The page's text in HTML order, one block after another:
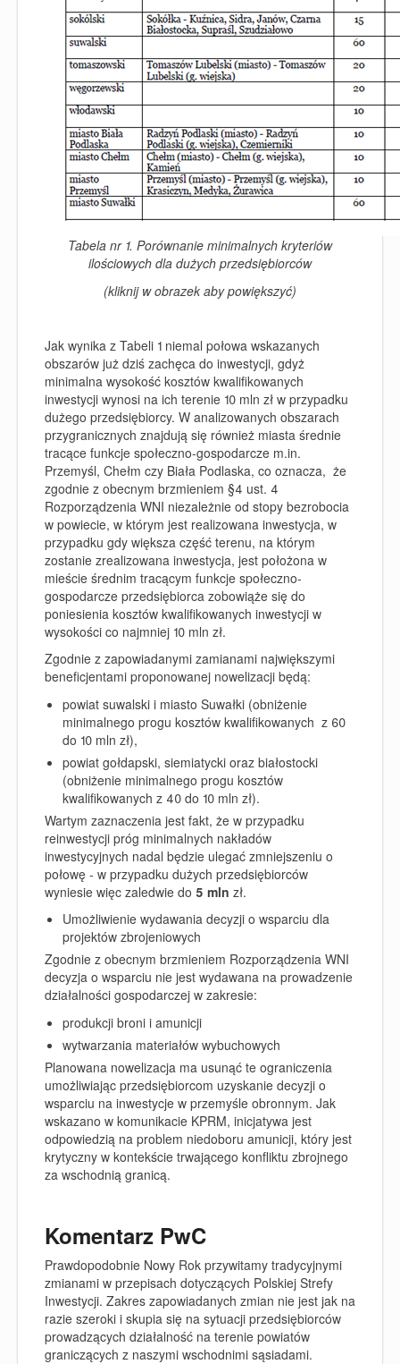
Tabela nr 1. Porównanie minimalnych kryteriów
ilościowych dla dużych przedsiębiorców
(kliknij w obrazek aby powiększyć)
Jak wynika z Tabeli 1 niemal połowa wskazanych
obszarów już dziś zachęca do inwestycji, gdyż
minimalna wysokość kosztów kwalifikowanych
inwestycji wynosi na ich terenie 10 mln zł w przypadku
dużego przedsiębiorcy. W analizowanych obszarach
przygranicznych znajdują się również miasta średnie
tracące funkcje społeczno-gospodarcze m.in.
Przemyśl, Chełm czy Biała Podlaska, co oznacza, że
zgodnie z obecnym brzmieniem §4 ust. 4
Rozporządzenia WNI niezależnie od stopy bezrobocia
w powiecie, w którym jest realizowana inwestycja, w
przypadku gdy większa część terenu, na którym
zostanie zrealizowana inwestycja, jest położona w
mieście średnim tracącym funkcje społeczno-
gospodarcze przedsiębiorca zobowiąże się do
poniesienia kosztów kwalifikowanych inwestycji w
wysokości co najmniej 10 mln zł.
Zgodnie z zapowiadanymi zamianami największymi
beneficjentami proponowanej nowelizacji będą:
powiat suwalski i miasto Suwałki (obniżenie
minimalnego progu kosztów kwalifikowanych z 60
do 10 mln zł),
powiat gołdapski, siemiatycki oraz białostocki
(obniżenie minimalnego progu kosztów
kwalifikowanych z 40 do 10 mln zł).
Wartym zaznaczenia jest fakt, że w przypadku
reinwestycji próg minimalnych nakładów
inwestycyjnych nadal będzie ulegać zmniejszeniu o
połowę - w przypadku dużych przedsiębiorców
wyniesie więc zaledwie do 5 mln zł.
Umożliwienie wydawania decyzji o wsparciu dla
projektów zbrojeniowych
Zgodnie z obecnym brzmieniem Rozporządzenia WNI
decyzja o wsparciu nie jest wydawana na prowadzenie
działalności gospodarczej w zakresie:
produkcji broni i amunicji
wytwarzania materiałów wybuchowych
Planowana nowelizacja ma usunąć te ograniczenia
umożliwiając przedsiębiorcom uzyskanie decyzji o
wsparciu na inwestycje w przemyśle obronnym. Jak
wskazano w komunikacie KPRM, inicjatywa jest
odpowiedzią na problem niedoboru amunicji, który jest
krytyczny w kontekście trwającego konfliktu zbrojnego
za wschodnią granicą.
Komentarz PwC
Prawdopodobnie Nowy Rok przywitamy tradycyjnymi
zmianami w przepisach dotyczących Polskiej Strefy
Inwestycji. Zakres zapowiadanych zmian nie jest jak na
razie szeroki i skupia się na sytuacji przedsiębiorców
prowadzących działalność na terenie powiatów
graniczących z naszymi wschodnimi sąsiadami.